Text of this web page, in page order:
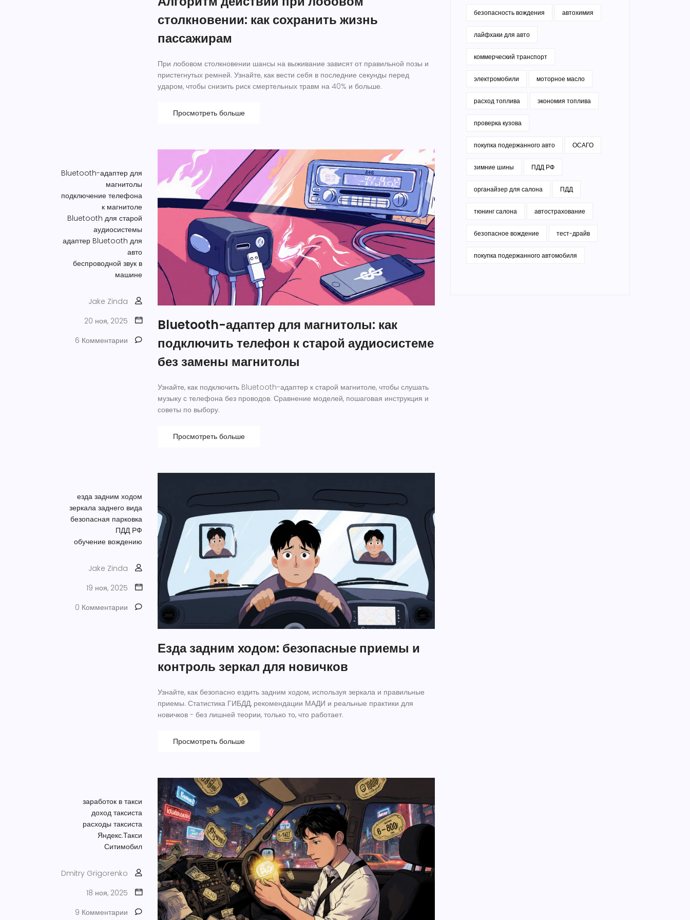
столкновении: как сохранить жизнь
пассажирам
При лобовом столкновении шансы на выживание зависят от правильной позы и
пристегнутых ремней. Узнайте, как вести себя в последние секунды перед
ударом, чтобы снизить риск смертельных травм на 40% и больше.
Просмотреть больше
Bluetooth-адаптер для
магнитолы
подключение телефона
к магнитоле
Bluetooth для старой
аудиосистемы
адаптер Bluetooth для
авто
беспроводной звук в
машине
Jake Zinda
20 ноя, 2025
6 Комментарии
Bluetooth-адаптер для магнитолы: как
подключить телефон к старой аудиосистеме
без замены магнитолы
Узнайте, как подключить Bluetooth-адаптер к старой магнитоле, чтобы слушать
музыку с телефона без проводов. Сравнение моделей, пошаговая инструкция и
советы по выбору.
Просмотреть больше
езда задним ходом
зеркала заднего вида
безопасная парковка
ПДД РФ
обучение вождению
Jake Zinda
19 ноя, 2025
0 Комментарии
Езда задним ходом: безопасные приемы и
контроль зеркал для новичков
Узнайте, как безопасно ездить задним ходом, используя зеркала и правильные
приемы. Статистика ГИБДД, рекомендации МАДИ и реальные практики для
новичков - без лишней теории, только то, что работает.
Просмотреть больше
заработок в такси
доход таксиста
расходы таксиста
Яндекс.Такси
Ситимобил
Dmitry Grigorenko
18 ноя, 2025
9 Комментарии
безопасность вождения автохимия
лайфхаки для авто
коммерческий транспорт
электромобили моторное масло
расход топлива экономия топлива
проверка кузова
покупка подержанного авто ОСАГО
зимние шины ПДД РФ
органайзер для салона ПДД
тюнинг салона автострахование
безопасное вождение тест-драйв
покупка подержанного автомобиля